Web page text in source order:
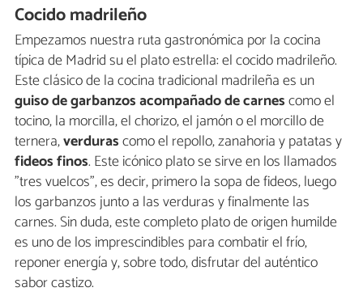
Cocido madrileño
Empezamos nuestra ruta gastronómica por la cocina
típica de Madrid su el plato estrella: el cocido madrileño.
Este clásico de la cocina tradicional madrileña es un
guiso de garbanzos acompañado de carnescomo el
tocino, la morcilla, el chorizo, el jamón o el morcillo de
ternera,verdurascomo el repollo, zanahoria y patatas y
fideos finos. Este icónico plato se sirve en los llamados
"tres vuelcos", es decir, primero la sopa de fideos, luego
los garbanzos junto a las verduras y finalmente las
carnes. Sin duda, este completo plato de origen humilde
es uno de los imprescindibles para combatir el frío,
reponer energía y, sobre todo, disfrutar del auténtico
sabor castizo.